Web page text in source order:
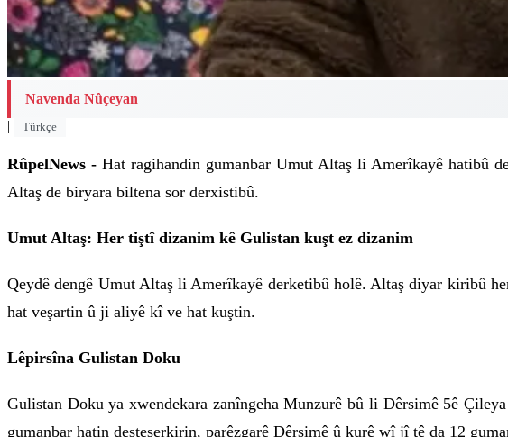
Navenda Nûçeyan
|
Türkçe
RûpelNews - Hat ragihandin gumanbar Umut Altaş li Amerîkayê hatibû
Altaş de biryara biltena sor derxistibû.
Umut Altaş: Her tiştî dizanim kê Gulistan kuşt ez dizanim
Qeydê dengê Umut Altaş li Amerîkayê derketibû holê. Altaş diyar kiribû
hat veşartin û ji aliyê kî ve hat kuştin.
Lêpirsîna Gulistan Doku
Gulistan Doku ya xwendekara zanîngeha Munzurê bû li Dêrsimê 5ê
gumanbar hatin desteserkirin, parêzgarê Dêrsimê û kurê wî jî tê da 12